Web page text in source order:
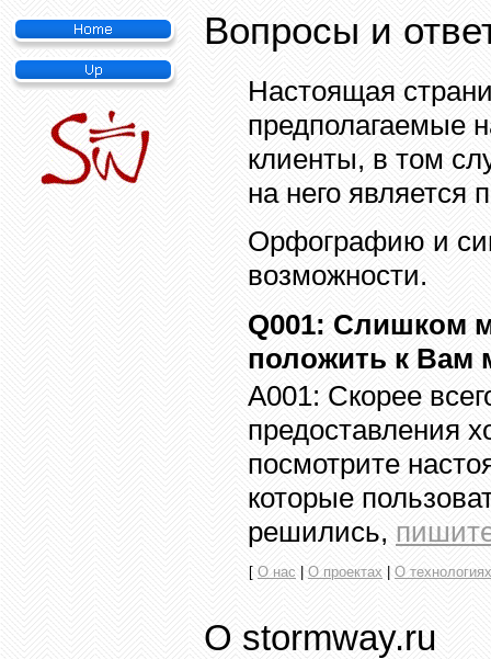
Вопросы и
Настоящая
предполагаемые
клиенты, в том
на него является
Орфографию и
возможности.
Q001: Слишком
положить к Вам
A001: Скорее
предоставления
посмотрите
которые
решились,
[ О нас О проектах О технологиях
О stormway.ru